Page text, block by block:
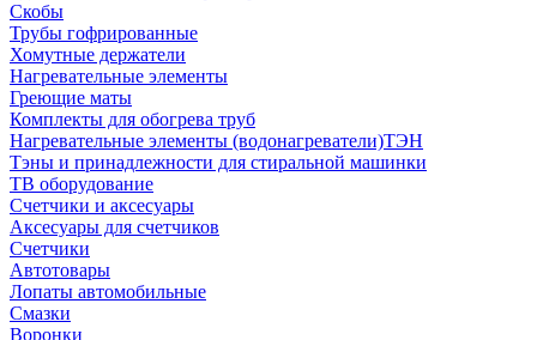
Скобы
Трубы гофрированные
Хомутные держатели
Нагревательные элементы
Греющие маты
Комплекты для обогрева труб
Нагревательные элементы (водонагреватели)ТЭН
Тэны и принадлежности для стиральной машинки
ТВ оборудование
Счетчики и аксесуары
Аксесуары для счетчиков
Счетчики
Автотовары
Лопаты автомобильные
Смазки
Воронки